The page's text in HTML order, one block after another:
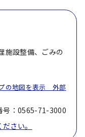
施設整備、ごみの
の地図を表示 外部
：0565-71-3000
さい。